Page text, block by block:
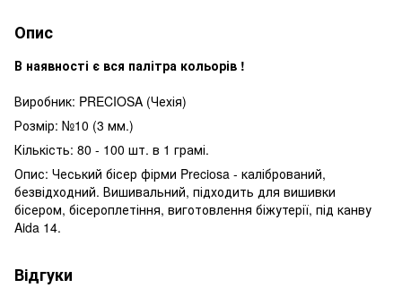
Опис
В наявності є вся палітра кольорів !
Виробник: PRECIOSA (Чехія)
Розмір: №10 (3 мм.)
Кількість: 80 - 100 шт. в 1 грамі.
Опис: Чеський бісер фірми Preciosa - калібрований,
безвідходний. Вишивальний, підходить для вишивки
бісером, бісероплетіння, виготовлення біжутерії, під канву
Aida 14.
Відгуки